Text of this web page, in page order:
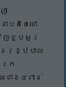
ា
បតីតេជោ
ញជួបសួរ
នរដ្ឋបាល
ក្រ
ាង៤ពាន់